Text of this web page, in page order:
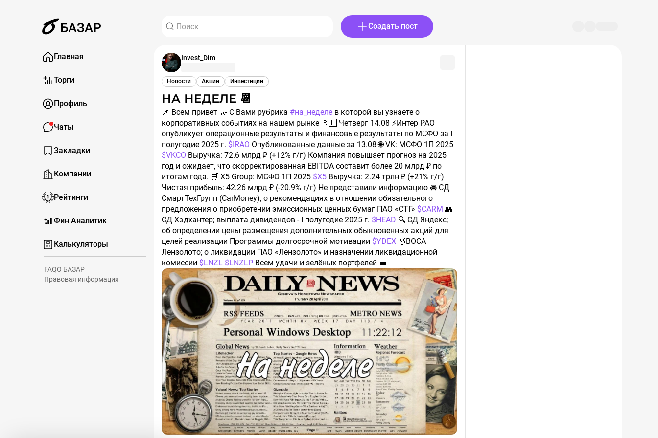
Создать пост
Главная
Торги
Профиль
Чаты
Закладки
Компании
Рейтинги
Фин Аналитик
Калькуляторы
FAQО БАЗАР
Правовая информация
Invest_Dim
Новости Акции Инвестиции
НА НЕДЕЛЕ 📆
📌 Всем привет 🤝 С Вами рубрика #на_неделе в которой вы узнаете о
корпоративных событиях на нашем рынке 🇷🇺 Четверг 14.08 ⚡️Интер РАО
опубликует операционные результаты и финансовые результаты по МСФО за I
полугодие 2025 г. $IRAO Опубликованные данные за 13.08 🌐 VK: МСФО 1П 2025
$VKCO Выручка: 72.6 млрд ₽ (+12% г/г) Компания повышает прогноз на 2025
год и ожидает, что скорректированная EBITDA составит более 20 млрд ₽ по
итогам года. 🛒 X5 Group: МСФО 1П 2025 $X5 Выручка: 2.24 трлн ₽ (+21% г/г)
Чистая прибыль: 42.26 млрд ₽ (-20.9% г/г) Не представили информацию 🚘 СД
СмартТехГрупп (CarMoney); о рекомендациях в отношении обязательного
предложения о приобретении эмиссионных ценных бумаг ПАО «СТГ» $CARM 👥
СД Хэдхантер; выплата дивидендов - I полугодие 2025 г. $HEAD 🔍 СД Яндекс;
об определении цены размещения дополнительных обыкновенных акций для
целей реализации Программы долгосрочной мотивации $YDEX 🥇ВОСА
Лензолото; о ликвидации ПАО «Лензолото» и назначении ликвидационной
комиссии $LNZL $LNZLP Всем удачи и зелёных портфелей 💼